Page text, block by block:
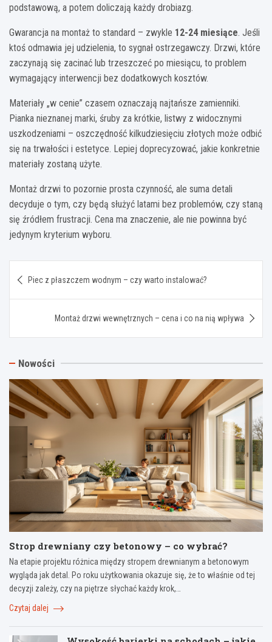
podstawową, a potem doliczają każdy drobiazg.
Gwarancja na montaż to standard – zwykle 12-24 miesiące. Jeśli
ktoś odmawia jej udzielenia, to sygnał ostrzegawczy. Drzwi, które
zaczynają się zacinać lub trzeszczeć po miesiącu, to problem
wymagający interwencji bez dodatkowych kosztów.
Materiały „w cenie” czasem oznaczają najtańsze zamienniki.
Pianka nieznanej marki, śruby za krótkie, listwy z widocznymi
uszkodzeniami – oszczędność kilkudziesięciu złotych może odbić
się na trwałości i estetyce. Lepiej doprecyzować, jakie konkretnie
materiały zostaną użyte.
Montaż drzwi to pozornie prosta czynność, ale suma detali
decyduje o tym, czy będą służyć latami bez problemów, czy staną
się źródłem frustracji. Cena ma znaczenie, ale nie powinna być
jedynym kryterium wyboru.
wpisu
Piec z płaszczem wodnym – czy warto instalować?
Montaż drzwi wewnętrznych – cena i co na nią wpływa
Nowości
Strop drewniany czy betonowy – co wybrać?
Na etapie projektu różnica między stropem drewnianym a betonowym
wygląda jak detal. Po roku użytkowania okazuje się, że to właśnie od tej
decyzji zależy, czy na piętrze słychać każdy krok,…
Czytaj dalej